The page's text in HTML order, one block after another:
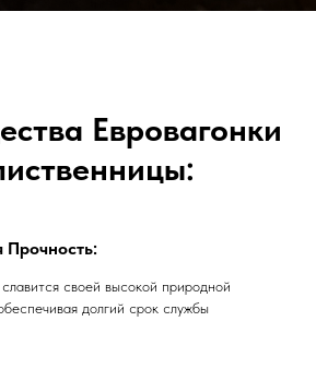
Евровагонки
Прочность:
своей высокой природной
долгий срок службы